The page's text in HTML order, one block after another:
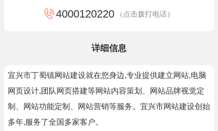
4000120220 （点击拨打电话）
详细信息
宜兴市丁蜀镇网站建设就在您身边,专业提供建立网站,电脑
网页设计,团队网页搭建等网站内容策划、网站品牌视觉定
制、网站功能定制、网站营销等服务。宜兴市网站建设创始
多年,服务了全国多家客户。